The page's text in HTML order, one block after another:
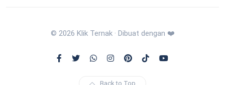
© 2026 Klik Ternak · Dibuat dengan ❤️
Back to Top